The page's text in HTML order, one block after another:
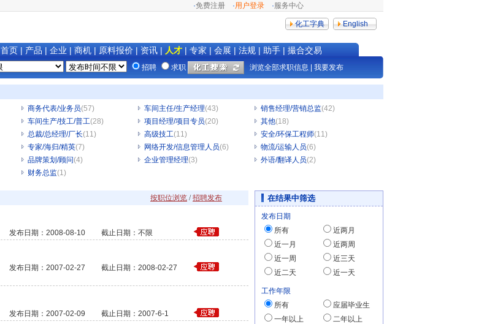
·免费注册 ·用户登录 ·服务中心
化工字典 English
首页| 产品 | 企业 | 商机| 原料报价| 资讯| 人才| 专家 | 会展 | 法规| 助手| 撮合交易
招聘 求职 浏览全部求职信息 我要发布
商务代表/业务员(57) 车间主任/生产经理(43) 销售经理/营销总监(42)
车间生产/技工/普工(28) 项目经理/项目专员(20) 其他(18)
总裁/总经理/厂长(11) 高级技工(11) 安全/环保工程师(11)
专家/海归/精英(7) 网络开发/信息管理人员(6) 物流/运输人员(6)
品牌策划/顾问(4) 企业管理经理(3) 外语/翻译人员(2)
财务总监(1)
按职位浏览 /招聘发布
发布日期：2008-08-10 截止日期：不限
发布日期：2007-02-27 截止日期：2008-02-27
发布日期：2007-02-09 截止日期：2007-6-1
在结果中筛选
发布日期
所有
近两月
近一月
近两周
近一周
近三天
近二天
近一天
工作年限
所有
应届毕业生
一年以上
二年以上